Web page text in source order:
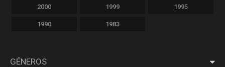
2000 1999 1995
1990 1983
GÉNEROS